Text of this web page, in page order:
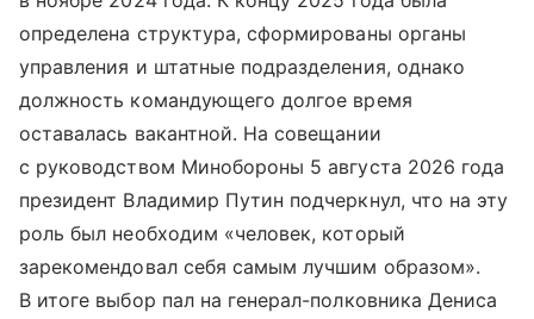
определена структура, сформированы органы
управления и штатные подразделения, однако
должность командующего долгое время
оставалась вакантной. На совещании
с руководством Минобороны 5 августа 2026 года
президент Владимир Путин подчеркнул, что на эту
роль был необходим «человек, который
зарекомендовал себя самым лучшим образом».
В итоге выбор пал на генерал-полковника Дениса